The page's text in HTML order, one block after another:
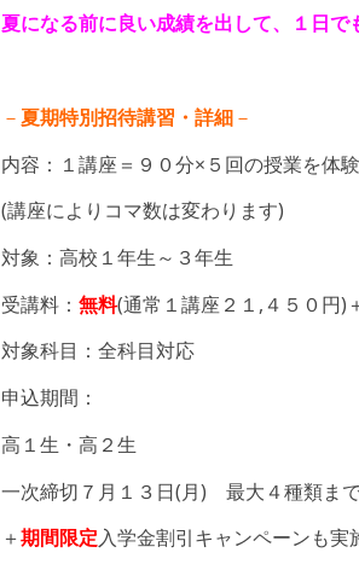
夏になる前に良い成績を出して、１日で
－夏期特別招待講習・詳細－
内容：１講座＝９０分×５回の授業を体験
(講座によりコマ数は変わります)
対象：高校１年生～３年生
受講料： 無料(通常１講座２１,４５０円)
対象科目：全科目対応
申込期間：
高１生・高２生
一次締切７月１３日(月) 最大４種類まで
＋期間限定入学金割引キャンペーンも実